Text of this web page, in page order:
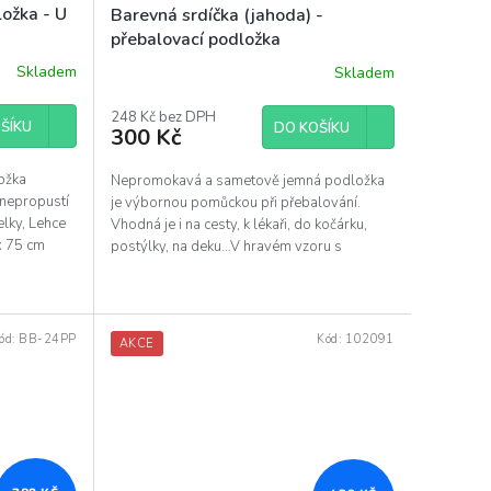
- U
Skladem
Lehce
75 cm
Barevná srdíčka (jahoda) -
přebalovací podložka
produktu
je
z
5
hvězdiček.
Skladem
248 Kč bez DPH
300 Kč DO KOŠÍKU
Nepromokavá a sametově jemná podložka
je výbornou pomůckou při přebalování.
Vhodná je i na cesty, k lékaři, do kočárku,
postýlky, na deku…V hravém vzoru s
BB-24PP AKCE Kód: 102091